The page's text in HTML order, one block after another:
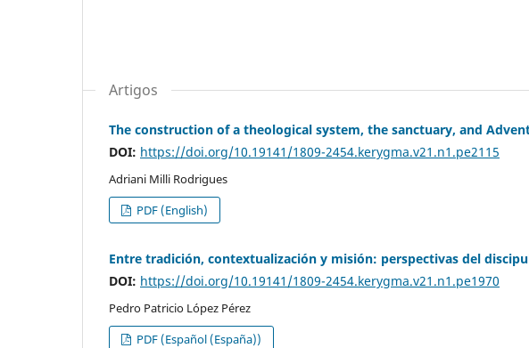
Artigos
The construction of a theological system, the sanctuary, and
DOI: https://doi.org/10.19141/1809-2454.kerygma.v21.n1.pe2115
Adriani Milli Rodrigues
PDF (English)
Entre tradición, contextualización y misión: perspectivas del
DOI: https://doi.org/10.19141/1809-2454.kerygma.v21.n1.pe1970
Pedro Patricio López Pérez
PDF (Español (España))